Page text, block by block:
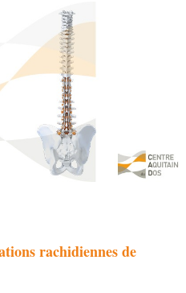
rachidiennes de